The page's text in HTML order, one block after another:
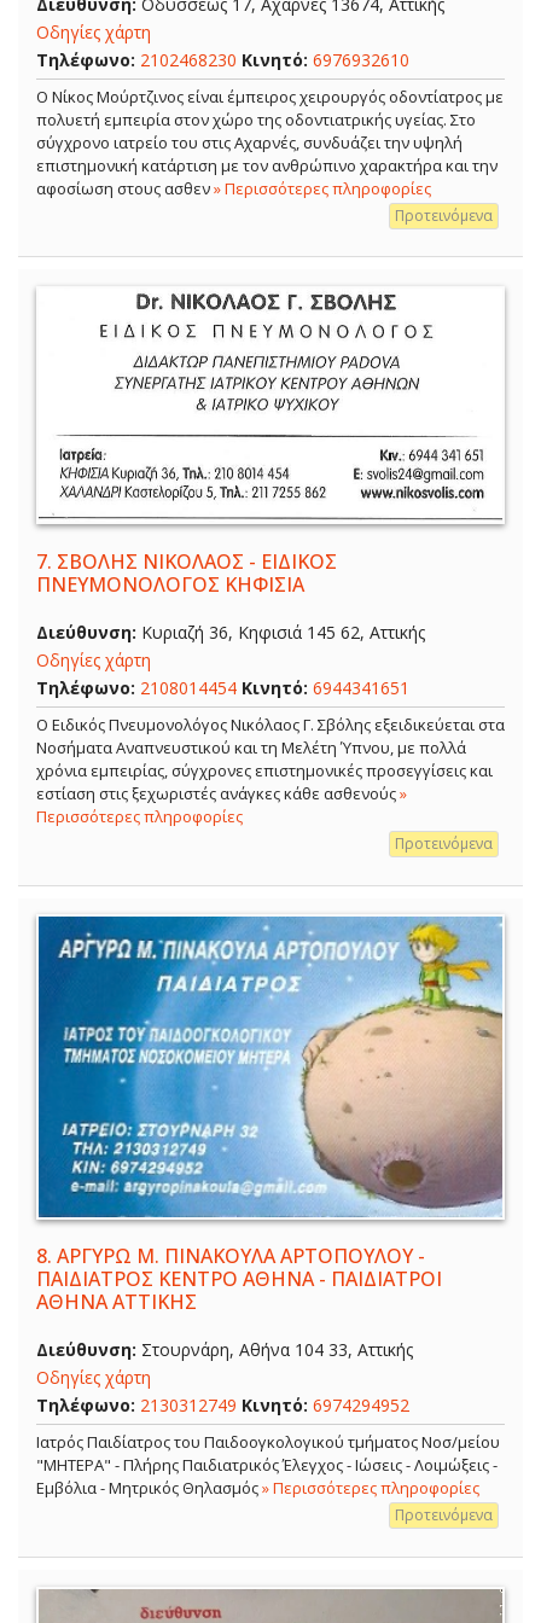
Οδηγίες χάρτη
Τηλέφωνο: 2102468230 Κινητό: 6976932610
Ο Νίκος Μούρτζινος είναι έμπειρος χειρουργός οδοντίατρος με
πολυετή εμπειρία στον χώρο της οδοντιατρικής υγείας. Στο
σύγχρονο ιατρείο του στις Αχαρνές, συνδυάζει την υψηλή
επιστημονική κατάρτιση με τον ανθρώπινο χαρακτήρα και την
αφοσίωση στους ασθεν» Περισσότερες πληροφορίες
Προτεινόμενα
7. ΣΒΟΛΗΣ ΝΙΚΟΛΑΟΣ - ΕΙΔΙΚΟΣ
ΠΝΕΥΜΟΝΟΛΟΓΟΣ ΚΗΦΙΣΙΑ
Διεύθυνση: Κυριαζή 36, Κηφισιά 145 62, Αττικής
Οδηγίες χάρτη
Τηλέφωνο: 2108014454 Κινητό: 6944341651
O Ειδικός Πνευμονολόγος Νικόλαος Γ. Σβόλης εξειδικεύεται στα
Νοσήματα Αναπνευστικού και τη Μελέτη Ύπνου, με πολλά
χρόνια εμπειρίας, σύγχρονες επιστημονικές προσεγγίσεις και
εστίαση στις ξεχωριστές ανάγκες κάθε ασθενούς»
Περισσότερες πληροφορίες
Προτεινόμενα
8. ΑΡΓΥΡΩ Μ. ΠΙΝΑΚΟΥΛΑ ΑΡΤΟΠΟΥΛΟΥ -
ΠΑΙΔΙΑΤΡΟΣ ΚΕΝΤΡΟ ΑΘΗΝΑ - ΠΑΙΔΙΑΤΡΟΙ
ΑΘΗΝΑ ΑΤΤΙΚΗΣ
Διεύθυνση: Στουρνάρη, Αθήνα 104 33, Αττικής
Οδηγίες χάρτη
Τηλέφωνο: 2130312749 Κινητό: 6974294952
Ιατρός Παιδίατρος του Παιδοογκολογικού τμήματος Νοσ/μείου
"ΜΗΤΕΡΑ" - Πλήρης Παιδιατρικός Έλεγχος - Ιώσεις - Λοιμώξεις -
Εμβόλια - Μητρικός Θηλασμός» Περισσότερες πληροφορίες
Προτεινόμενα